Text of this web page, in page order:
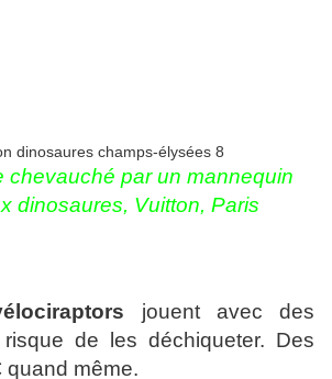
chevauché par un mannequin
dinosaures, Vuitton, Paris
jouent avec des
de les déchiqueter. Des
quand même.